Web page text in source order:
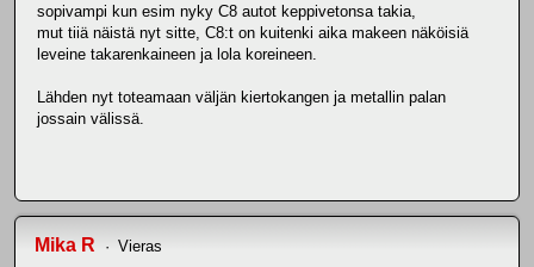
sopivampi kun esim nyky C8 autot keppivetonsa takia,
mut tiiä näistä nyt sitte, C8:t on kuitenki aika makeen näköisiä
leveine takarenkaineen ja lola koreineen.
Lähden nyt toteamaan väljän kiertokangen ja metallin palan
jossain välissä.
Mika R Vieras